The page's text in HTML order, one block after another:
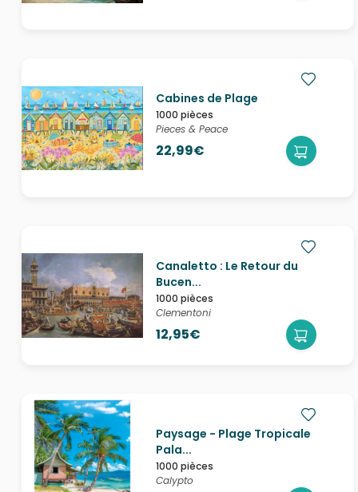
Cabines de Plage
1000 pièces
Pieces & Peace
22,99€
Canaletto : Le Retour du
Bucen...
1000 pièces
Clementoni
12,95€
Paysage - Plage Tropicale
Pala...
1000 pièces
Calypto